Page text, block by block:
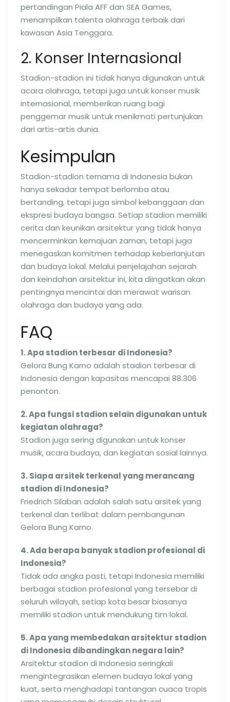
pertandingan Piala AFF dan SEA Games,
menampilkan talenta olahraga terbaik dari
kawasan Asia Tenggara.
2. Konser Internasional
Stadion-stadion ini tidak hanya digunakan untuk
acara olahraga, tetapi juga untuk konser musik
internasional, memberikan ruang bagi
penggemar musik untuk menikmati pertunjukan
dari artis-artis dunia.
Kesimpulan
Stadion-stadion ternama di Indonesia bukan
hanya sekadar tempat berlomba atau
bertanding, tetapi juga simbol kebanggaan dan
ekspresi budaya bangsa. Setiap stadion memiliki
cerita dan keunikan arsitektur yang tidak hanya
mencerminkan kemajuan zaman, tetapi juga
menegaskan komitmen terhadap keberlanjutan
dan budaya lokal. Melalui penjelajahan sejarah
dan keindahan arsitektur ini, kita diingatkan akan
pentingnya mencintai dan merawat warisan
olahraga dan budaya yang ada.
FAQ
1. Apa stadion terbesar di Indonesia?
Gelora Bung Karno adalah stadion terbesar di
Indonesia dengan kapasitas mencapai 88.306
penonton.
2. Apa fungsi stadion selain digunakan untuk
kegiatan olahraga?
Stadion juga sering digunakan untuk konser
musik, acara budaya, dan kegiatan sosial lainnya.
3. Siapa arsitek terkenal yang merancang
stadion di Indonesia?
Friedrich Silaban adalah salah satu arsitek yang
terkenal dan terlibat dalam pembangunan
Gelora Bung Karno.
4. Ada berapa banyak stadion profesional di
Indonesia?
Tidak ada angka pasti, tetapi Indonesia memiliki
berbagai stadion profesional yang tersebar di
seluruh wilayah, setiap kota besar biasanya
memiliki stadion untuk mendukung tim lokal.
5. Apa yang membedakan arsitektur stadion
di Indonesia dibandingkan negara lain?
Arsitektur stadion di Indonesia seringkali
mengintegrasikan elemen budaya lokal yang
kuat, serta menghadapi tantangan cuaca tropis